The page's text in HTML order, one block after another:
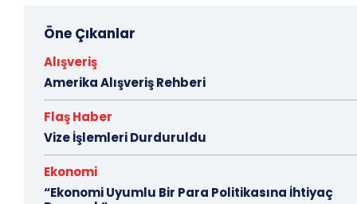
Öne Çıkanlar
Alışveriş
Amerika Alışveriş Rehberi
Flaş Haber
Vize İşlemleri Durduruldu
Ekonomi
“Ekonomi Uyumlu Bir Para Politikasına İhtiyaç